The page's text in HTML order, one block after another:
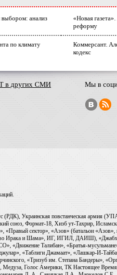
анализ
«Новая
реформу
по климату
Коммерсант.
кодекс
в других СМИ Мы в
(РДК), Украинская повстанческая армия
союз, Формат-18, Хизб ут-Тахрир,
сектор», «Азов» (батальон
Ирака и Шама», ИГ, ИГИЛ, ДАИШ),
Талибан», «Братья-
«Таблиги Джамаат», «Лашкар-И-
«Тризуб им. Степана Бандеры»,
Голос Америки, ТК Настоящее